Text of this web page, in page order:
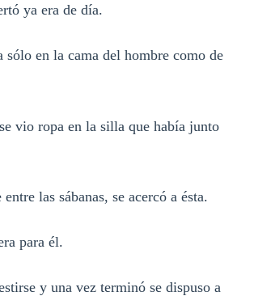
ya era de día.
sólo en la cama del hombre como de
vio ropa en la silla que había junto
entre las sábanas, se acercó a ésta.
para él.
y una vez terminó se dispuso a